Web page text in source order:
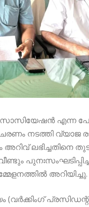
എന്ന
നടത്തി വ്യാജ
ലഭിച്ചതിനെ
അറിയിച്ചു.
(വർക്കിംഗ്